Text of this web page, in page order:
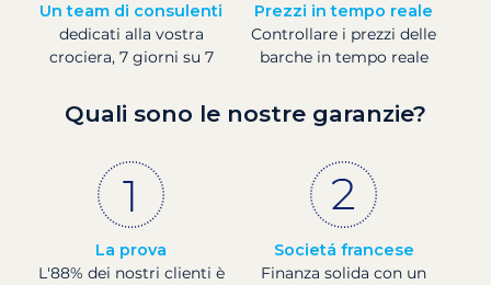
Un team di consulenti
dedicati alla vostra
crociera, 7 giorni su 7
Prezzi in tempo reale
Controllare i prezzi delle
barche in tempo reale
Quali sono le nostre garanzie?
La prova
L'88% dei nostri clienti è
Societá francese
Finanza solida con un